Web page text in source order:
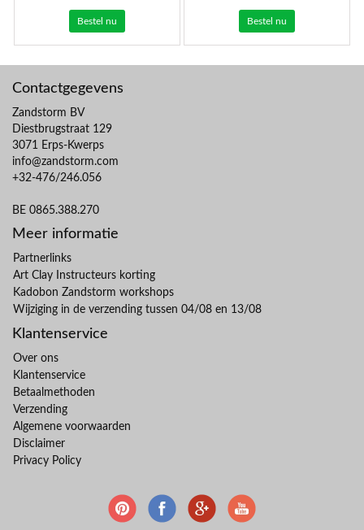
Bestel nu Bestel nu
Contactgegevens
Zandstorm BV
Diestbrugstraat 129
3071 Erps-Kwerps
info@zandstorm.com
+32-476/246.056
BE 0865.388.270
Meer informatie
Partnerlinks
Art Clay Instructeurs korting
Kadobon Zandstorm workshops
Wijziging in de verzending tussen 04/08 en 13/08
Klantenservice
Over ons
Klantenservice
Betaalmethoden
Verzending
Algemene voorwaarden
Disclaimer
Privacy Policy